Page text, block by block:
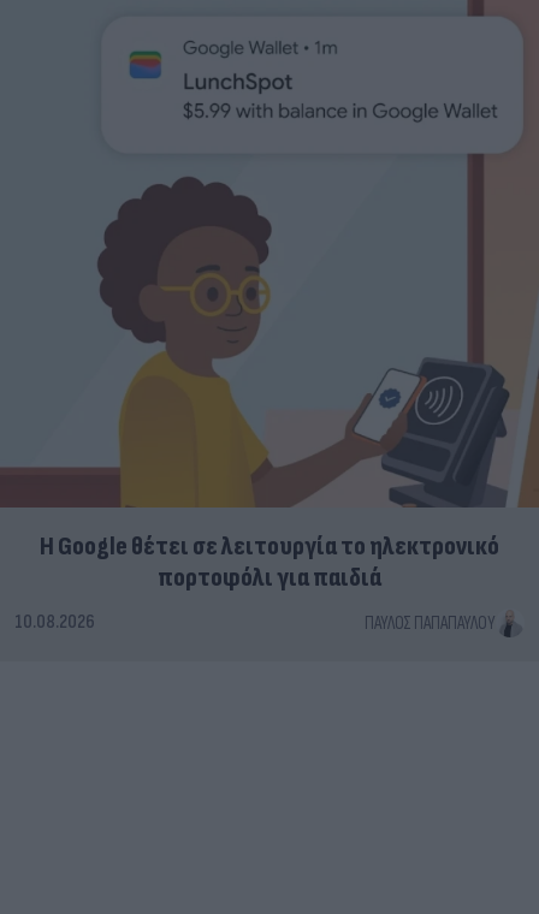
Η Google θέτει σε λειτουργία το ηλεκτρονικό
πορτοφόλι για παιδιά
10.08.2026 ΠΑΎΛΟΣ ΠΑΠΑΠΑΎΛΟΥ